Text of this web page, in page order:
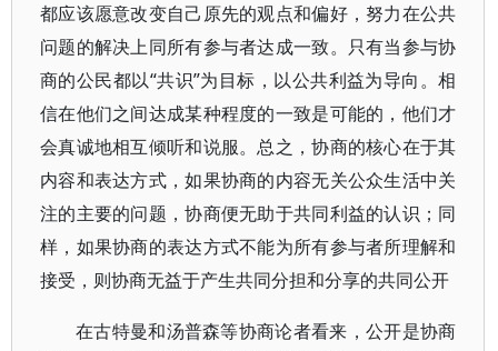
都应该愿意改变自己原先的观点和偏好，努力在公共
问题的解决上同所有参与者达成一致。只有当参与协
商的公民都以“共识”为目标，以公共利益为导向。相
信在他们之间达成某种程度的一致是可能的，他们才
会真诚地相互倾听和说服。总之，协商的核心在于其
内容和表达方式，如果协商的内容无关公众生活中关
注的主要的问题，协商便无助于共同利益的认识；同
样，如果协商的表达方式不能为所有参与者所理解和
接受，则协商无益于产生共同分担和分享的共同公开
在古特曼和汤普森等协商论者看来，公开是协商